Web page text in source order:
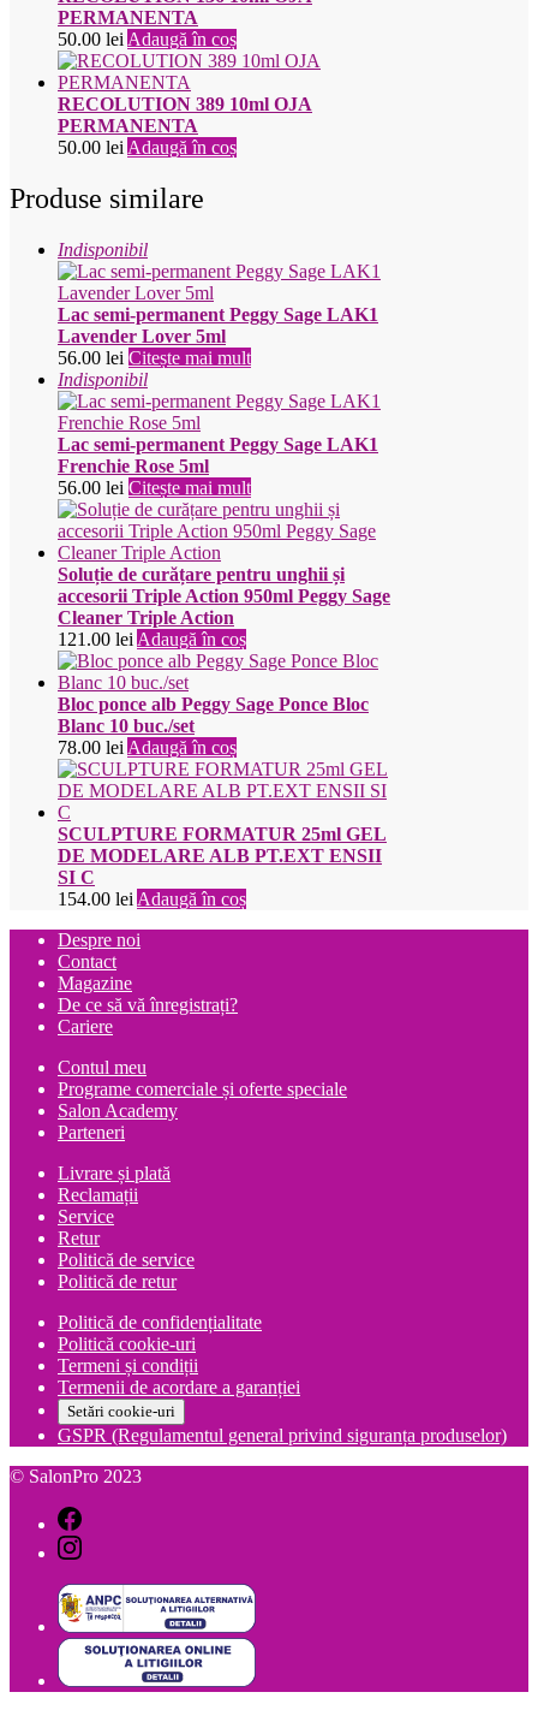
PERMANENTA
50.00 leiAdaugă în coș
RECOLUTION 389 10ml OJA
PERMANENTA
50.00 leiAdaugă în coș
Produse similare
Indisponibil
Lac semi-permanent Peggy Sage LAK1
Lavender Lover 5ml
56.00 lei Citește mai mult
Indisponibil
Lac semi-permanent Peggy Sage LAK1
Frenchie Rose 5ml
56.00 lei Citește mai mult
Soluție de curățare pentru unghii și
accesorii Triple Action 950ml Peggy Sage
Cleaner Triple Action
121.00 lei Adaugă în coș
Bloc ponce alb Peggy Sage Ponce Bloc
Blanc 10 buc./set
78.00 lei Adaugă în coș
SCULPTURE FORMATUR 25ml GEL
DE MODELARE ALB PT.EXT ENSII
SI C
154.00 lei Adaugă în coș
Despre noi
Contact
Magazine
De ce să vă înregistrați?
Cariere
Contul meu
Programe comerciale și oferte speciale
Salon Academy
Parteneri
Livrare și plată
Reclamații
Service
Retur
Politică de service
Politică de retur
Politică de confidențialitate
Politică cookie-uri
Termeni și condiții
Termenii de acordare a garanției
Setări cookie-uri
GSPR (Regulamentul general privind siguranța produselor)
© SalonPro 2023